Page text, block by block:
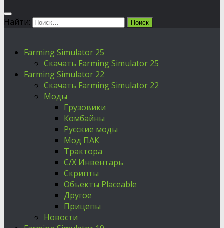
Найти:
Farming Simulator 25
Скачать Farming Simulator 25
Farming Simulator 22
Скачать Farming Simulator 22
Моды
Грузовики
Комбайны
Русские моды
Мод ПАК
Трактора
С/Х Инвентарь
Скрипты
Объекты Placeable
Другое
Прицепы
Новости